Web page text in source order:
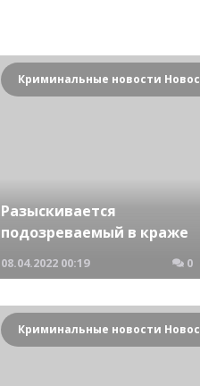
Разыскивается
подозреваемый в краже
08.04.2022 00:19 0